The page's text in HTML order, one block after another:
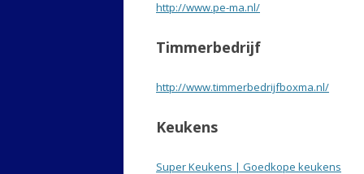
http://www.pe-ma.nl/
Timmerbedrijf
http://www.timmerbedrijfboxma.nl/
Keukens
Super Keukens | Goedkope keukens